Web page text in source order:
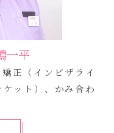
一平
正（インビザライ
ット）、かみ合わ